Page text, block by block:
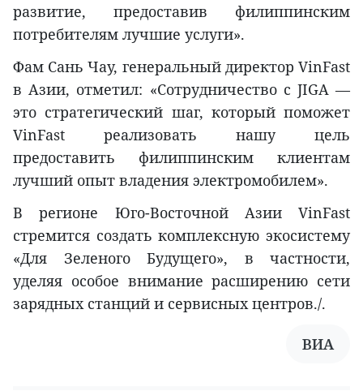
развитие, предоставив филиппинским
потребителям лучшие услуги».
Фам Сань Чау, генеральный директор VinFast
в Азии, отметил: «Сотрудничество с JIGA —
это стратегический шаг, который поможет
VinFast реализовать нашу цель
предоставить филиппинским клиентам
лучший опыт владения электромобилем».
В регионе Юго-Восточной Азии VinFast
стремится создать комплексную экосистему
«Для Зеленого Будущего», в частности,
уделяя особое внимание расширению сети
зарядных станций и сервисных центров./.
ВИА